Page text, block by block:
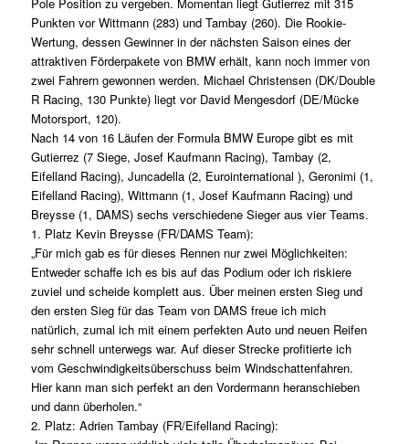
Punkten vor Wittmann (283) und Tambay (260). Die Rookie-
Wertung, dessen Gewinner in der nächsten Saison eines der
attraktiven Förderpakete von BMW erhält, kann noch immer von
zwei Fahrern gewonnen werden. Michael Christensen (DK/Double
R Racing, 130 Punkte) liegt vor David Mengesdorf (DE/Mücke
Motorsport, 120).
Nach 14 von 16 Läufen der Formula BMW Europe gibt es mit
Gutierrez (7 Siege, Josef Kaufmann Racing), Tambay (2,
Eifelland Racing), Juncadella (2, Eurointernational ), Geronimi (1,
Eifelland Racing), Wittmann (1, Josef Kaufmann Racing) und
Breysse (1, DAMS) sechs verschiedene Sieger aus vier Teams.
1. Platz Kevin Breysse (FR/DAMS Team):
„Für mich gab es für dieses Rennen nur zwei Möglichkeiten:
Entweder schaffe ich es bis auf das Podium oder ich riskiere
zuviel und scheide komplett aus. Über meinen ersten Sieg und
den ersten Sieg für das Team von DAMS freue ich mich
natürlich, zumal ich mit einem perfekten Auto und neuen Reifen
sehr schnell unterwegs war. Auf dieser Strecke profitierte ich
vom Geschwindigkeitsüberschuss beim Windschattenfahren.
Hier kann man sich perfekt an den Vordermann heranschieben
und dann überholen.“
2. Platz: Adrien Tambay (FR/Eifelland Racing):